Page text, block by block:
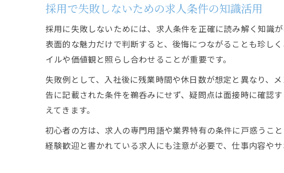
採用で失敗しないための求人条件の知識活用
採用に失敗しないためには、求人条件を正確に読み解く知識
表面的な魅力だけで判断すると、後悔につながることも珍し
イルや価値観と照らし合わせることが重要です。
失敗例として、入社後に残業時間や休日数が想定と異なり、
告に記載された条件を鵜呑みにせず、疑問点は面接時に確認
えてきます。
初心者の方は、求人の専門用語や業界特有の条件に戸惑うこ
経験歓迎と書かれている求人にも注意が必要で、仕事内容や